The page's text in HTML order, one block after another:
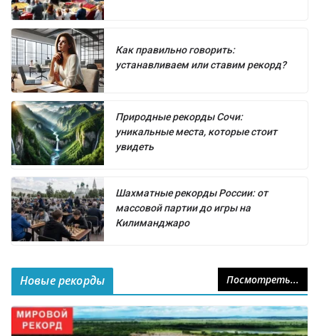
Как правильно говорить:
устанавливаем или ставим рекорд?
Природные рекорды Сочи:
уникальные места, которые стоит
увидеть
Шахматные рекорды России: от
массовой партии до игры на
Килиманджаро
Новые рекорды Посмотреть...